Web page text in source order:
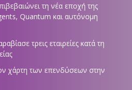
τη νέα εποχή της
Quantum και αυτόνομη
τρεις εταιρείες κατά τη
χάρτη των επενδύσεων στην